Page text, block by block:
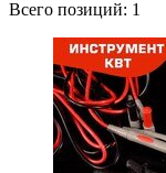
Всего позиций: 1